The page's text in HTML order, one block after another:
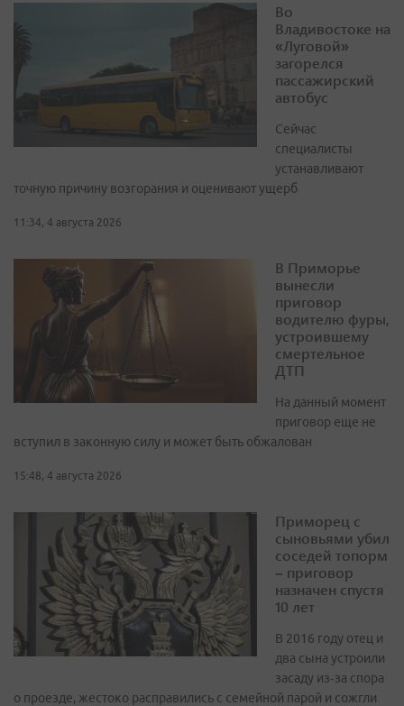
Во
Владивостоке на
«Луговой»
загорелся
пассажирский
автобус
Сейчас
специалисты
устанавливают
точную причину возгорания и оценивают ущерб
11:34, 4 августа 2026
В Приморье
вынесли
приговор
водителю фуры,
устроившему
смертельное
ДТП
На данный момент
приговор еще не
вступил в законную силу и может быть обжалован
15:48, 4 августа 2026
Приморец с
сыновьями убил
соседей топорм
– приговор
назначен спустя
10 лет
В 2016 году отец и
два сына устроили
засаду из‑за спора
о проезде, жестоко расправились с семейной парой и сожгли